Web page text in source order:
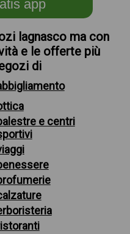
app
lagnasco ma con
e le offerte più
di
e centri